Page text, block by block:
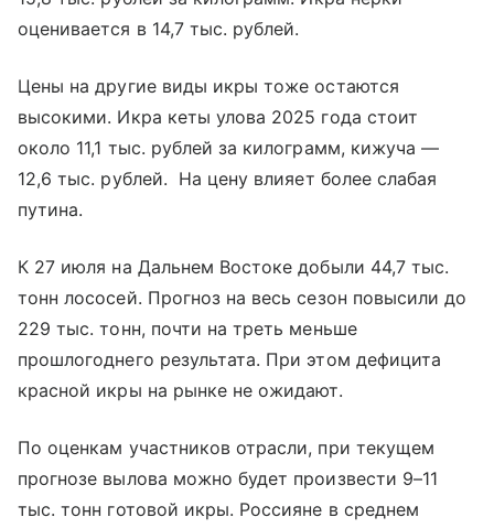
оценивается в 14,7 тыс. рублей.
Цены на другие виды икры тоже остаются
высокими. Икра кеты улова 2025 года стоит
около 11,1 тыс. рублей за килограмм, кижуча —
12,6 тыс. рублей. На цену влияет более слабая
путина.
К 27 июля на Дальнем Востоке добыли 44,7 тыс.
тонн лососей. Прогноз на весь сезон повысили до
229 тыс. тонн, почти на треть меньше
прошлогоднего результата. При этом дефицита
красной икры на рынке не ожидают.
По оценкам участников отрасли, при текущем
прогнозе вылова можно будет произвести 9–11
тыс. тонн готовой икры. Россияне в среднем